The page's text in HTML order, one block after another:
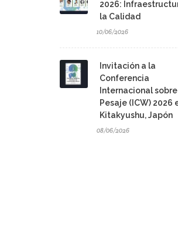
2026:
la Calidad
10/06/2026
Invitación a la
Conferencia
Internacional sobre
Pesaje (ICW) 2026
Kitakyushu, Japón
08/06/2026